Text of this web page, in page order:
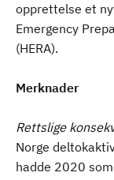
opprettelse et
Emergency
(HERA).
Merknader
Rettslige
Norge
hadde 2020